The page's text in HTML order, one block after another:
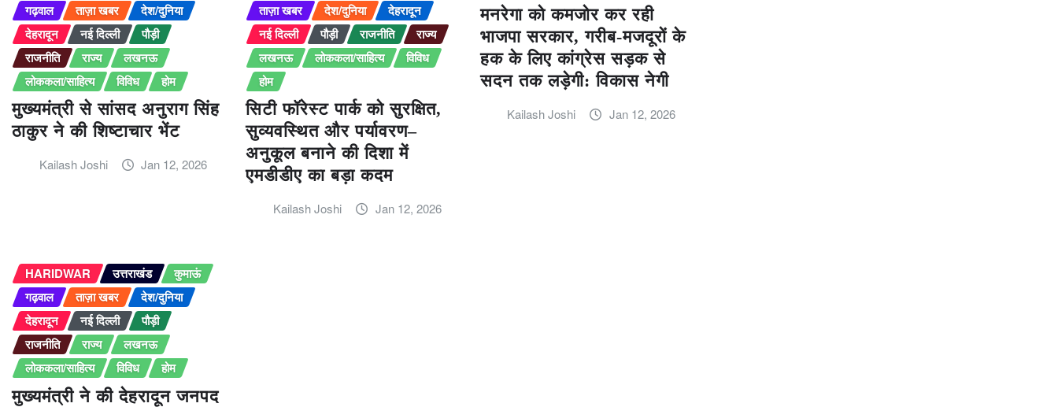
गढ़वाल
ताज़ा खबर
देश/दुनिया
देहरादून
नई दिल्ली
पौड़ी
राजनीति
राज्य
लखनऊ
लोककला/साहित्य
विविध होम
मुख्यमंत्री से सांसद अनुराग सिंह
ठाकुर ने की शिष्टाचार भेंट
Kailash Joshi Jan 12, 2026
ताज़ा खबर
देश/दुनिया
देहरादून
नई दिल्ली
पौड़ी राजनीति
राज्य
लखनऊ
लोककला/साहित्य
विविध
होम
सिटी फॉरेस्ट पार्क को सुरक्षित,
सुव्यवस्थित और पर्यावरण–
अनुकूल बनाने की दिशा में
एमडीडीए का बड़ा कदम
Kailash Joshi Jan 12, 2026
मनरेगा को कमजोर कर रही
भाजपा सरकार, गरीब-मजदूरों के
हक के लिए कांग्रेस सड़क से
सदन तक लड़ेगी: विकास नेगी
Kailash Joshi Jan 12, 2026
HARIDWAR उत्तराखंड
कुमाऊं
गढ़वाल
ताज़ा खबर
देश/दुनिया
देहरादून
नई दिल्ली
पौड़ी
राजनीति
राज्य
लखनऊ
लोककला/साहित्य
विविध होम
मुख्यमंत्री ने की देहरादून जनपद